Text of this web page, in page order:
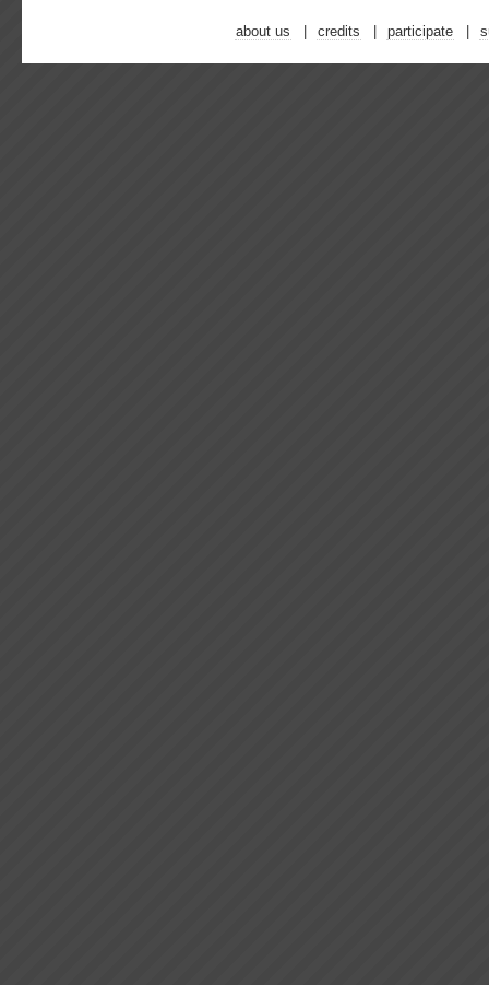
about us credits participate